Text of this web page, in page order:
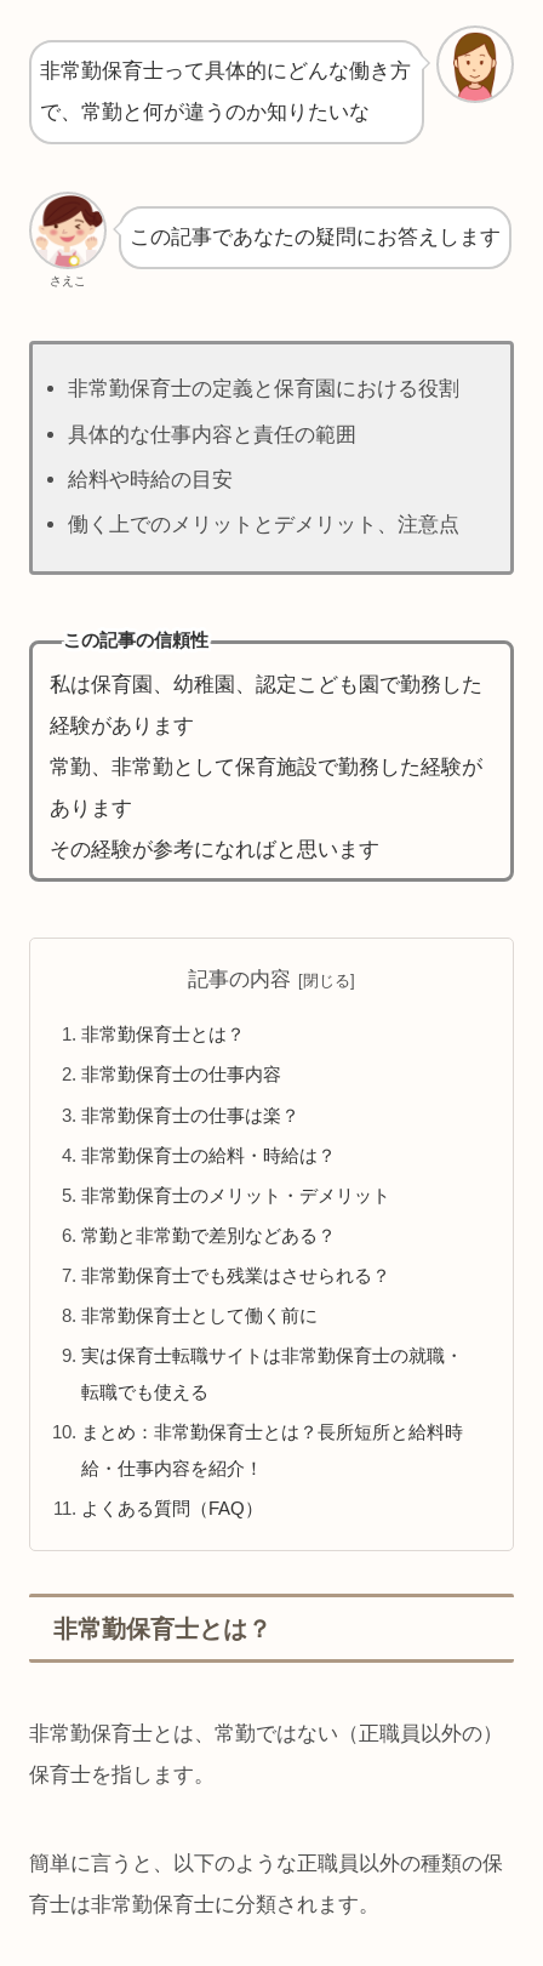
非常勤保育士って具体的にどんな働き方
で、常勤と何が違うのか知りたいな
さえこ
この記事であなたの疑問にお答えします
非常勤保育士の定義と保育園における役割
具体的な仕事内容と責任の範囲
給料や時給の目安
働く上でのメリットとデメリット、注意点
この記事の信頼性
私は保育園、幼稚園、認定こども園で勤務した
経験があります
常勤、非常勤として保育施設で勤務した経験が
あります
その経験が参考になればと思います
記事の内容
非常勤保育士とは？
非常勤保育士の仕事内容
非常勤保育士の仕事は楽？
非常勤保育士の給料・時給は？
非常勤保育士のメリット・デメリット
常勤と非常勤で差別などある？
非常勤保育士でも残業はさせられる？
非常勤保育士として働く前に
実は保育士転職サイトは非常勤保育士の就職・
転職でも使える
まとめ：非常勤保育士とは？長所短所と給料時
給・仕事内容を紹介！
よくある質問（FAQ）
非常勤保育士とは？
非常勤保育士とは、常勤ではない（正職員以外の）
保育士を指します。
簡単に言うと、以下のような正職員以外の種類の保
育士は非常勤保育士に分類されます。